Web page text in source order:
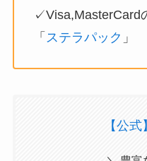
✓Visa,MasterCard
「 ステラパック 」
【公